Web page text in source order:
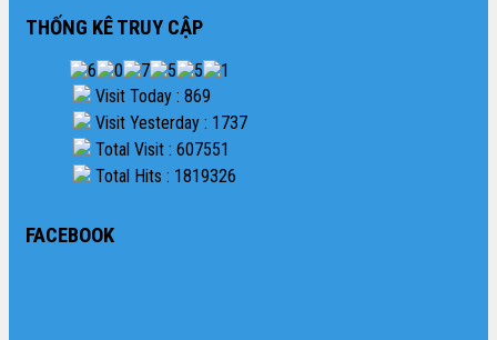
THỐNG KÊ TRUY CẬP
Visit Today : 869
Visit Yesterday : 1737
Total Visit : 607551
Total Hits : 1819326
FACEBOOK